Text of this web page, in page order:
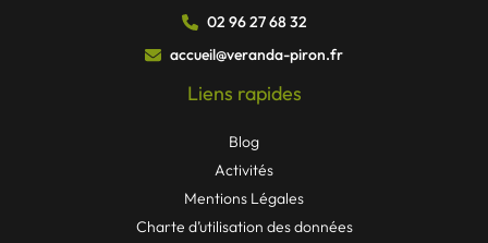
02 96 27 68 32
accueil@veranda-piron.fr
Liens rapides
Blog
Activités
Mentions Légales
Charte d’utilisation des données